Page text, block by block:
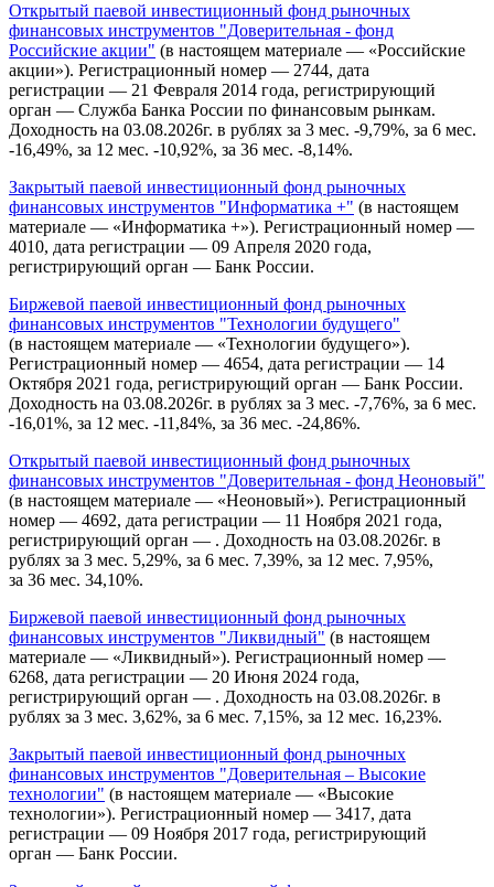
Открытый паевой инвестиционный фонд рыночных
финансовых инструментов "Доверительная - фонд
Российские акции" (в настоящем материале — «Российские
акции»). Регистрационный номер — 2744, дата
регистрации — 21 Февраля 2014 года, регистрирующий
орган — Служба Банка России по финансовым рынкам.
Доходность на 03.08.2026г. в рублях за 3 мес. -9,79%, за 6 мес.
-16,49%, за 12 мес. -10,92%, за 36 мес. -8,14%.
Закрытый паевой инвестиционный фонд рыночных
финансовых инструментов "Информатика +" (в настоящем
материале — «Информатика +»). Регистрационный номер —
4010, дата регистрации — 09 Апреля 2020 года,
регистрирующий орган — Банк России.
Биржевой паевой инвестиционный фонд рыночных
финансовых инструментов "Технологии будущего"
(в настоящем материале — «Технологии будущего»).
Регистрационный номер — 4654, дата регистрации — 14
Октября 2021 года, регистрирующий орган — Банк России.
Доходность на 03.08.2026г. в рублях за 3 мес. -7,76%, за 6 мес.
-16,01%, за 12 мес. -11,84%, за 36 мес. -24,86%.
Открытый паевой инвестиционный фонд рыночных
финансовых инструментов "Доверительная - фонд Неоновый"
(в настоящем материале — «Неоновый»). Регистрационный
номер — 4692, дата регистрации — 11 Ноября 2021 года,
регистрирующий орган — . Доходность на 03.08.2026г. в
рублях за 3 мес. 5,29%, за 6 мес. 7,39%, за 12 мес. 7,95%,
за 36 мес. 34,10%.
Биржевой паевой инвестиционный фонд рыночных
финансовых инструментов "Ликвидный" (в настоящем
материале — «Ликвидный»). Регистрационный номер —
6268, дата регистрации — 20 Июня 2024 года,
регистрирующий орган — . Доходность на 03.08.2026г. в
рублях за 3 мес. 3,62%, за 6 мес. 7,15%, за 12 мес. 16,23%.
Закрытый паевой инвестиционный фонд рыночных
финансовых инструментов "Доверительная – Высокие
технологии" (в настоящем материале — «Высокие
технологии»). Регистрационный номер — 3417, дата
регистрации — 09 Ноября 2017 года, регистрирующий
орган — Банк России.